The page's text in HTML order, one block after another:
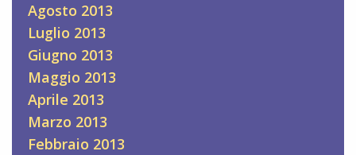
Agosto 2013
Luglio 2013
Giugno 2013
Maggio 2013
Aprile 2013
Marzo 2013
Febbraio 2013